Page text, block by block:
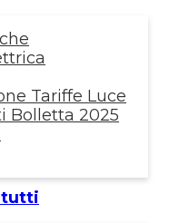
Tariffe Luce
Bolletta 2025